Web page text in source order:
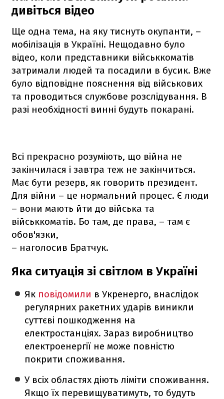
дивіться відео
Ще одна тема, на яку тиснуть окупанти, –
мобілізація в Україні. Нещодавно було
відео, коли представники військкоматів
затримали людей та посадили в бусик. Вже
було відповідне пояснення від військових
та проводиться службове розслідування. В
разі необхідності винні будуть покарані.
Всі прекрасно розуміють, що війна не
закінчилася і завтра теж не закінчиться.
Має бути резерв, як говорить президент.
Для війни – це нормальний процес. Є люди
– вони мають йти до війська та
військкоматів. Бо там, де права, – там є
обов'язки,
– наголосив Братчук.
Яка ситуація зі світлом в Україні
Як повідомили в Укренерго, внаслідок
регулярних ракетних ударів виникли
суттєві пошкодження на
електростанціях. Зараз виробництво
електроенергії не може повністю
покрити споживання.
У всіх областях діють ліміти споживання.
Якщо їх перевищуватимуть, то будуть